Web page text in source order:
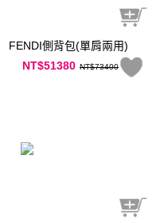
FENDI側背包(單肩兩用)
NT$51380 NT$73400